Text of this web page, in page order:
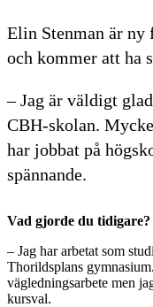
Elin Stenman är ny
och kommer att ha
– Jag är väldigt
CBH-skolan.
har jobbat på
spännande.
Vad gjorde du tidigare?
– Jag har arbetat som
Thorildsplans
vägledningsarbete men
kursval.